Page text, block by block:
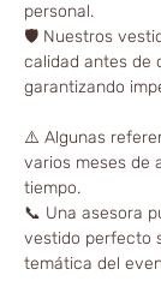
personal.
🛡️ Nuestros
calidad antes de
garantizando
⚠️ Algunas
varios meses de
tiempo.
📞 Una asesora
vestido perfecto
temática del